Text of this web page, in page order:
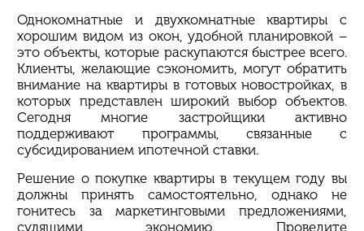
Однокомнатные и двухкомнатные квартиры с
хорошим видом из окон, удобной планировкой –
это объекты, которые раскупаются быстрее всего.
Клиенты, желающие сэкономить, могут обратить
внимание на квартиры в готовых новостройках, в
которых представлен широкий выбор объектов.
Сегодня многие застройщики активно
поддерживают программы, связанные с
субсидированием ипотечной ставки.
Решение о покупке квартиры в текущем году вы
должны принять самостоятельно, однако не
гонитесь за маркетинговыми предложениями,
сулящими экономию. Проведите